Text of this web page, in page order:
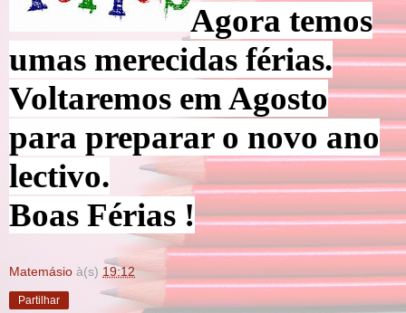
Agora temos
umas merecidas férias.
Voltaremos em Agosto
para preparar o novo ano
lectivo.
Boas Férias !
Matemásio à(s) 19:12
Partilhar